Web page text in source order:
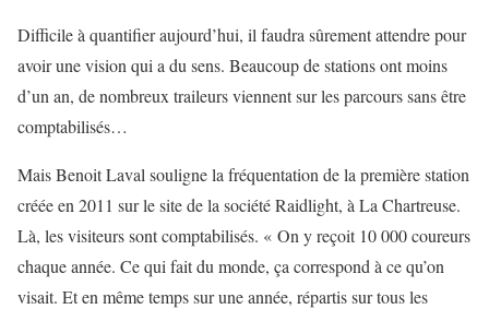
Difficile à quantifier aujourd’hui, il faudra sûrement attendre pour
avoir une vision qui a du sens. Beaucoup de stations ont moins
d’un an, de nombreux traileurs viennent sur les parcours sans être
comptabilisés…
Mais Benoit Laval souligne la fréquentation de la première station
créée en 2011 sur le site de la société Raidlight, à La Chartreuse.
Là, les visiteurs sont comptabilisés. « On y reçoit 10 000 coureurs
chaque année. Ce qui fait du monde, ça correspond à ce qu’on
visait. Et en même temps sur une année, répartis sur tous les